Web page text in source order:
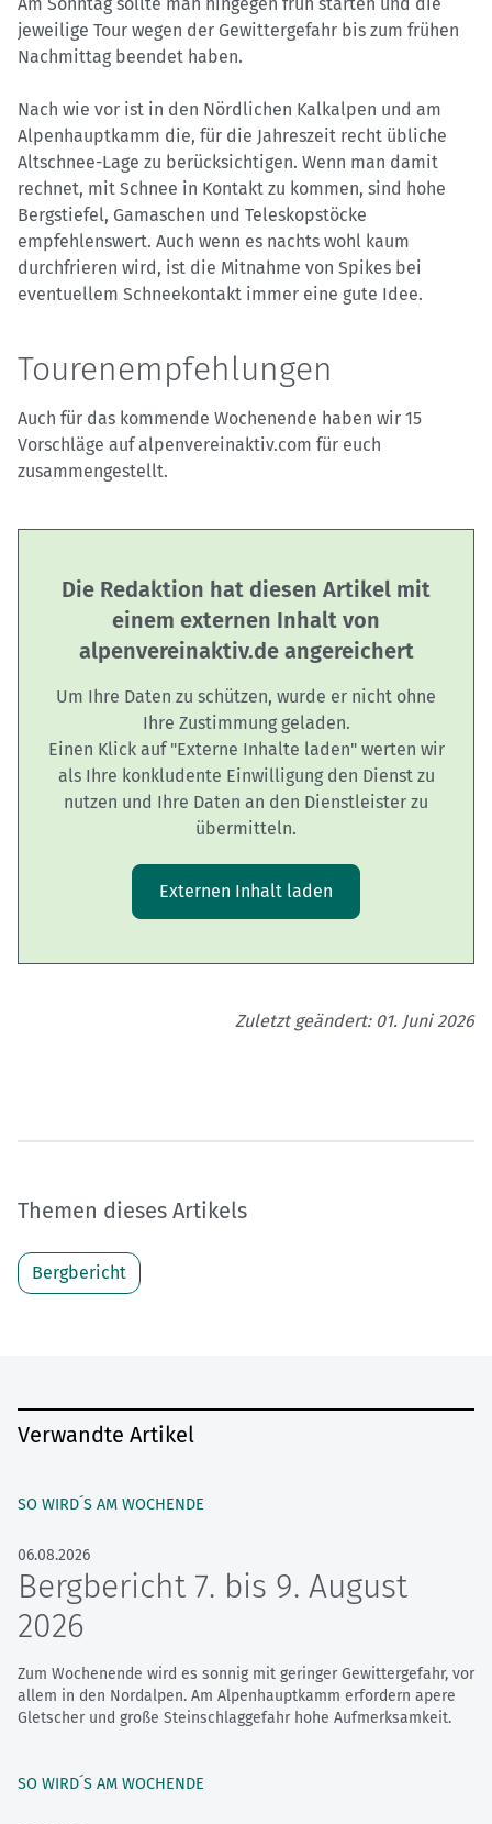
Am Sonntag sollte man hingegen früh starten und die
jeweilige Tour wegen der Gewittergefahr bis zum frühen
Nachmittag beendet haben.
Nach wie vor ist in den Nördlichen Kalkalpen und am
Alpenhauptkamm die, für die Jahreszeit recht übliche
Altschnee-Lage zu berücksichtigen. Wenn man damit
rechnet, mit Schnee in Kontakt zu kommen, sind hohe
Bergstiefel, Gamaschen und Teleskopstöcke
empfehlenswert. Auch wenn es nachts wohl kaum
durchfrieren wird, ist die Mitnahme von Spikes bei
eventuellem Schneekontakt immer eine gute Idee.
Tourenempfehlungen
Auch für das kommende Wochenende haben wir 15
Vorschläge auf alpenvereinaktiv.com für euch
zusammengestellt.
Die Redaktion hat diesen Artikel mit
einem externen Inhalt von
alpenvereinaktiv.de angereichert
Um Ihre Daten zu schützen, wurde er nicht ohne
Ihre Zustimmung geladen.
Einen Klick auf "Externe Inhalte laden" werten wir
als Ihre konkludente Einwilligung den Dienst zu
nutzen und Ihre Daten an den Dienstleister zu
übermitteln.
Externen Inhalt laden
Zuletzt geändert: 01. Juni 2026
Themen dieses Artikels
Bergbericht
Verwandte Artikel
SO WIRD´S AM WOCHENDE
06.08.2026
Bergbericht 7. bis 9. August
2026
Zum Wochenende wird es sonnig mit geringer Gewittergefahr, vor
allem in den Nordalpen. Am Alpenhauptkamm erfordern apere
Gletscher und große Steinschlaggefahr hohe Aufmerksamkeit.
SO WIRD´S AM WOCHENDE